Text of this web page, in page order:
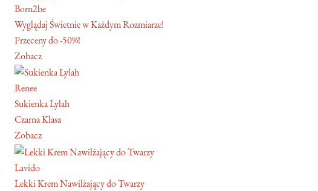
Born2be
Wyglądaj Świetnie w Każdym Rozmiarze!
Przeceny do -50%!
Zobacz
Renee
Sukienka Lylah
Czarna Klasa
Zobacz
Lavido
Lekki Krem Nawilżający do Twarzy